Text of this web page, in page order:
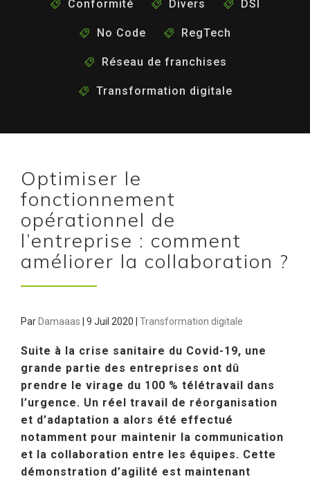
Conformité Divers DSI
No Code RegTech
Réseau de franchises
Transformation digitale
Optimiser le
fonctionnement
opérationnel de
l’entreprise : comment
améliorer la collaboration ?
Par Damaaas 9 Juil 2020 Transformation digitale
Suite à la crise sanitaire du Covid-19, une
grande partie des entreprises ont dû
prendre le virage du 100 % télétravail dans
l’urgence. Un réel travail de réorganisation
et d’adaptation a alors été effectué
notamment pour maintenir la communication
et la collaboration entre les équipes. Cette
démonstration d’agilité est maintenant